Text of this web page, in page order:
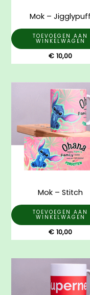
Mok – Jigglypuff
TOEVOEGEN AAN
WINKELWAGEN
€ 10,00
Mok – Stitch
TOEVOEGEN AAN
WINKELWAGEN
€ 10,00